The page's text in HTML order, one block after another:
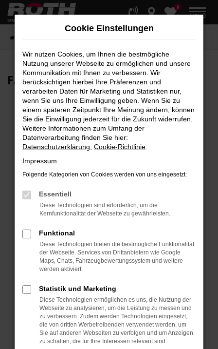
Zum
Hauptinhalt
0
MENÜ
FAHRZEUG-SHOWROOM
Fehler: Network Error
Beim Laden ist ein Fehler aufgetreten.
Hier sind ein paar Tipps, die dir helfen können:
Überprüfe deine Firewall und deine
Laden andere Webseiten, zum Beispiel deine
Suchmaschine?
Prüfe deine Browsererweiterungen.
Manche Erweiterungen, wie Werbeblocker,
können das Laden bestimmter Seiten
verhindern. Funktioniert die Seite in einem
anderen Browser oder in einem privaten
Fenster?
Starte dein Gerät neu.
Das kann manchmal helfen, vorübergehende
Probleme zu beheben.
Stelle sicher, dass dein Browser und dein
Betriebssystem auf dem neuesten Stand
sind.
Cookie Einstellungen
Wir nutzen Cookies, um Ihnen die bestmögliche
Nutzung unserer Webseite zu ermöglichen und unsere
Kommunikation mit Ihnen zu verbessern. Wir
berücksichtigen hierbei Ihre Präferenzen und
verarbeiten Daten für Marketing und Statistiken nur,
wenn Sie uns Ihre Einwilligung geben. Wenn Sie zu
einem späteren Zeitpunkt Ihre Meinung ändern, können
Sie die Einwilligung jederzeit für die Zukunft widerrufen.
Weitere Informationen zum Umfang der
Datenverarbeitung finden Sie hier:
Datenschutzerklärung Cookie-Richtlinie
Impressum
Folgende Kategorien von Cookies werden von uns eingesetzt:
Essentiell
Diese Technologien sind erforderlich, um die
Kernfunktionalität der Webseite zu gewährleisten.
Funktional
Diese Technologien bieten die bestmögliche Funktionalität
der Webseite. Services von Drittanbietern wie Google
Maps, Chats, Fahrzeugbewertungssystem und weitere
werden aktiviert.
Statistik und Marketing
Diese Technologien ermöglichen es uns, die Nutzung der
Webseite zu analysieren, um die Leistung zu messen und
zu verbessern. Zudem werden Technologien eingesetzt,
die von dritten Werbetreibenden verwendet werden, um
Sie auf anderen Webseiten zu verfolgen und um Anzeigen
zu schalten, die für Ihre Interessen relevant sind.